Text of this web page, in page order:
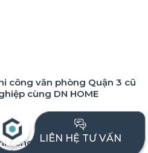
công văn phòng Quận 3 cũ
cùng DN HOME
công văn phòng Gò Vấp cũ
LIÊN HỆ TƯ VẤN